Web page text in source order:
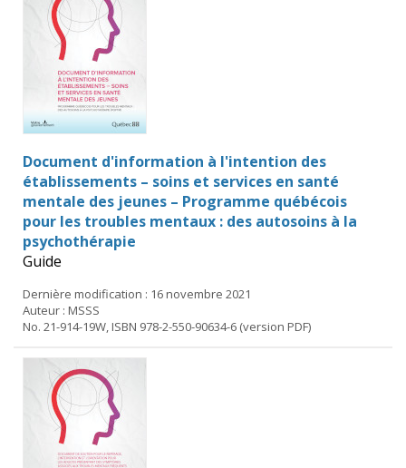
Document d'information à l'intention des
établissements – soins et services en santé
mentale des jeunes – Programme québécois
pour les troubles mentaux : des autosoins à la
psychothérapie
Guide
Dernière modification : 16 novembre 2021
Auteur : MSSS
No. 21-914-19W, ISBN 978-2-550-90634-6 (version PDF)